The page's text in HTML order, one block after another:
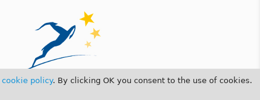
cookie policy. By clicking OK you consent to the use of cookies.